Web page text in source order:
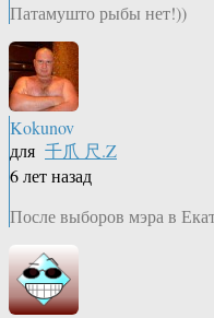
Патамушто рыбы нет!))
Kokunov
для 千爪 尺.Z
6 лет назад
После выборов мэра в